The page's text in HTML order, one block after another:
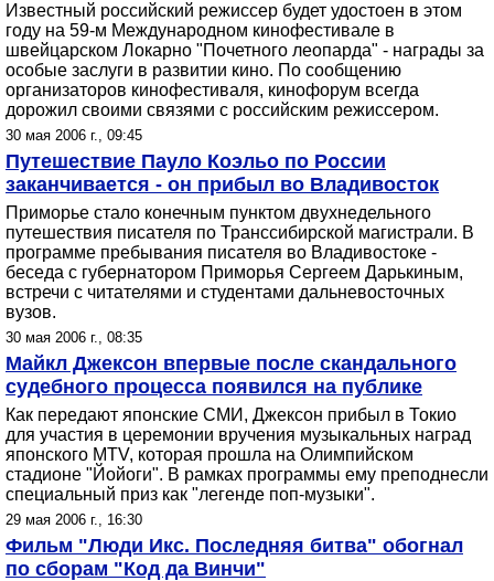
Известный российский режиссер будет удостоен в этом
году на 59-м Международном кинофестивале в
швейцарском Локарно "Почетного леопарда" - награды за
особые заслуги в развитии кино. По сообщению
организаторов кинофестиваля, кинофорум всегда
дорожил своими связями с российским режиссером.
30 мая 2006 г., 09:45
Путешествие Пауло Коэльо по России
заканчивается - он прибыл во Владивосток
Приморье стало конечным пунктом двухнедельного
путешествия писателя по Транссибирской магистрали. В
программе пребывания писателя во Владивостоке -
беседа с губернатором Приморья Сергеем Дарькиным,
встречи с читателями и студентами дальневосточных
вузов.
30 мая 2006 г., 08:35
Майкл Джексон впервые после скандального
судебного процесса появился на публике
Как передают японские СМИ, Джексон прибыл в Токио
для участия в церемонии вручения музыкальных наград
японского MTV, которая прошла на Олимпийском
стадионе "Йойоги". В рамках программы ему преподнесли
специальный приз как "легенде поп-музыки".
29 мая 2006 г., 16:30
Фильм "Люди Икс. Последняя битва" обогнал
по сборам "Код да Винчи"